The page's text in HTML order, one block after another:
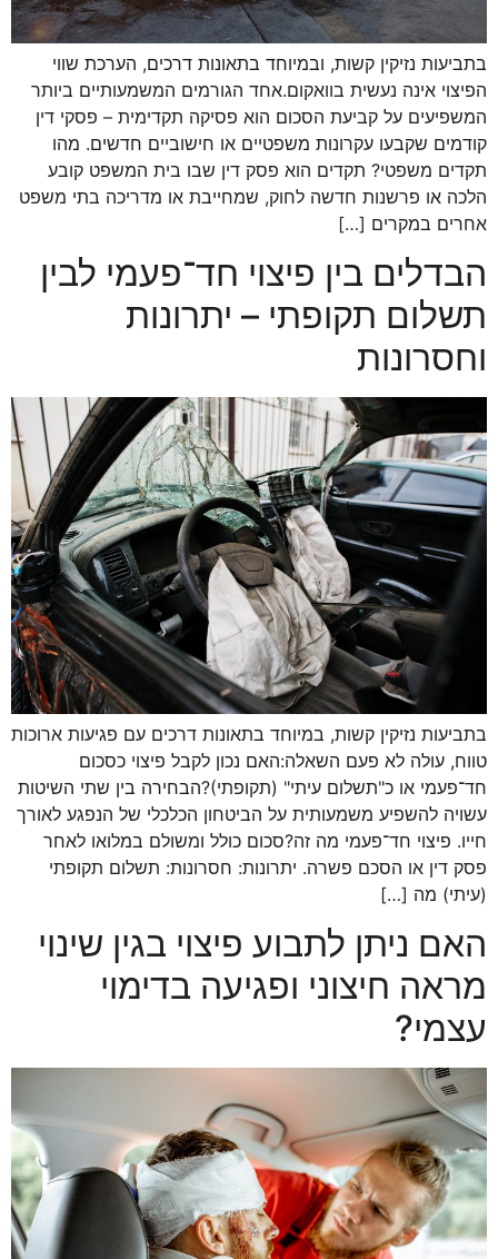
בתביעות נזיקין קשות, ובמיוחד בתאונות דרכים, הערכת שווי
הפיצוי אינה נעשית בוואקום.אחד הגורמים המשמעותיים ביותר
המשפיעים על קביעת הסכום הוא פסיקה תקדימית – פסקי דין
קודמים שקבעו עקרונות משפטיים או חישוביים חדשים. מהו
תקדים משפטי? תקדים הוא פסק דין שבו בית המשפט קובע
הלכה או פרשנות חדשה לחוק, שמחייבת או מדריכה בתי משפט
אחרים במקרים […]
הבדלים בין פיצוי חד־פעמי לבין
תשלום תקופתי – יתרונות
וחסרונות
בתביעות נזיקין קשות, במיוחד בתאונות דרכים עם פגיעות ארוכות
טווח, עולה לא פעם השאלה:האם נכון לקבל פיצוי כסכום
חד־פעמי או כ"תשלום עיתי" (תקופתי)?הבחירה בין שתי השיטות
עשויה להשפיע משמעותית על הביטחון הכלכלי של הנפגע לאורך
חייו. פיצוי חד־פעמי מה זה?סכום כולל ומשולם במלואו לאחר
פסק דין או הסכם פשרה. יתרונות: חסרונות: תשלום תקופתי
(עיתי) מה […]
האם ניתן לתבוע פיצוי בגין שינוי
מראה חיצוני ופגיעה בדימוי
עצמי?